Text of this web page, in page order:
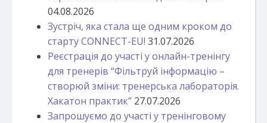
04.08.2026
Зустріч, яка стала ще одним кроком до
старту CONNECT-EU! 31.07.2026
Реєстрація до участі у онлайн-тренінгу
для тренерів “Фільтруй інформацію –
створюй зміни: тренерська лабораторія.
Хакатон практик” 27.07.2026
Запрошуємо до участі у тренінговому